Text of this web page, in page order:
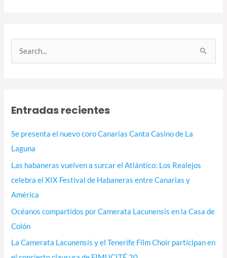
a
Entradas recientes
Se presenta el nuevo coro Canarias Canta Casino de La
Laguna
Las habaneras vuelven a surcar el Atlántico: Los Realejos
celebra el XIX Festival de Habaneras entre Canarias y
América
Océanos compartidos por Camerata Lacunensis en la Casa de
Colón
La Camerata Lacunensis y el Tenerife Film Choir participan en